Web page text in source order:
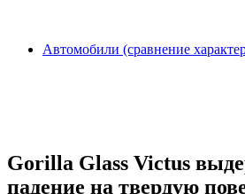
Автомобили (сравнение
Gorilla Glass Victus
падение на твердую